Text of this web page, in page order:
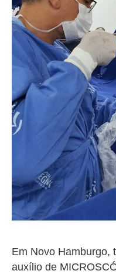
Em Novo Hamburgo,
auxílio de